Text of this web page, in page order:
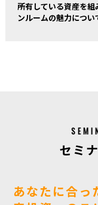
所有している資産を
ンルームの魅力につい
セミ
あなたに合っ